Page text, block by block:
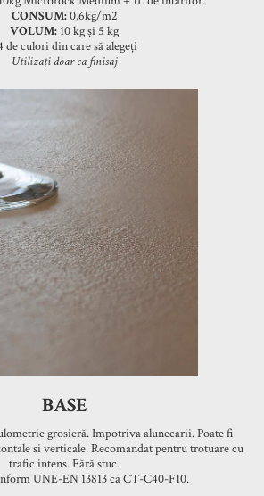
CONSUM:0,6kg/m2
VOLUM: 10 kg și 5 kg
de culori din care să alegeți
Utilizați doar ca finisaj
BASE
grosieră. Impotriva alunecarii. Poate fi
si verticale. Recomandat pentru trotuare cu
trafic intens. Fără stuc.
UNE-EN 13813 ca CT-C40-F10.